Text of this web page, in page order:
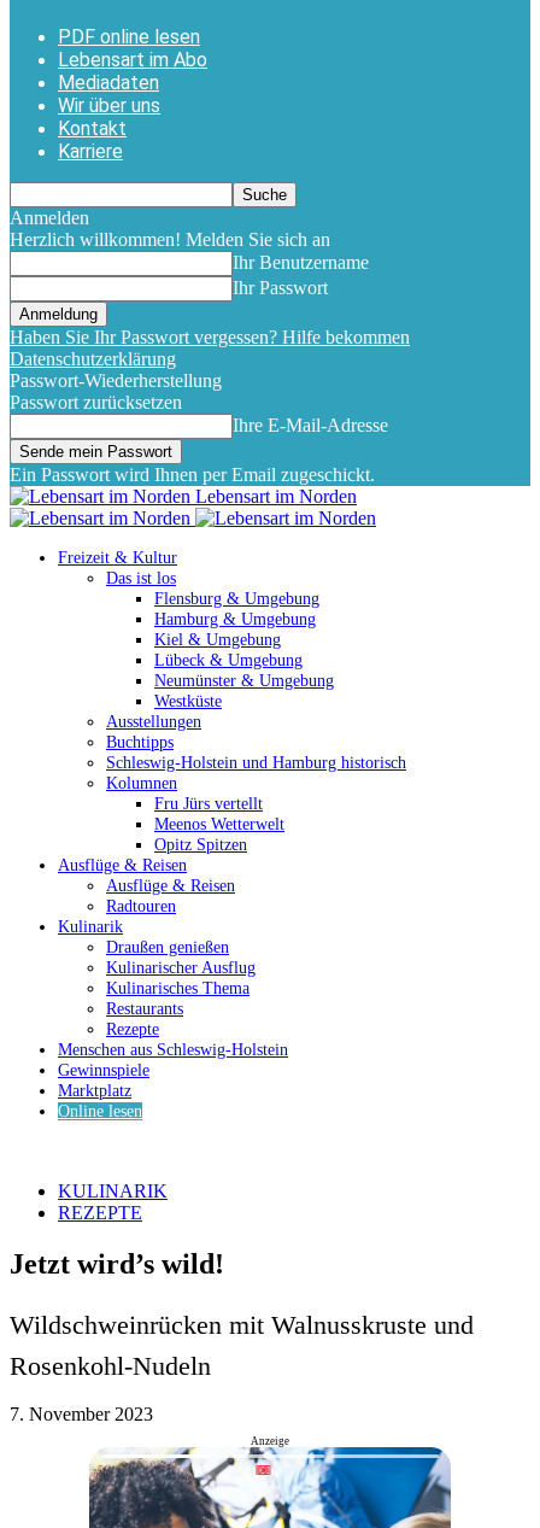
PDF online lesen
Lebensart im Abo
Mediadaten
Wir über uns
Kontakt
Karriere
Anmelden
Herzlich willkommen! Melden Sie sich an
Ihr Benutzername
Ihr Passwort
Haben Sie Ihr Passwort vergessen? Hilfe bekommen
Datenschutzerklärung
Passwort-Wiederherstellung
Passwort zurücksetzen
Ihre E-Mail-Adresse
Ein Passwort wird Ihnen per Email zugeschickt.
Lebensart im Norden
Freizeit & Kultur
Das ist los
Flensburg & Umgebung
Hamburg & Umgebung
Kiel & Umgebung
Lübeck & Umgebung
Neumünster & Umgebung
Westküste
Ausstellungen
Buchtipps
Schleswig-Holstein und Hamburg historisch
Kolumnen
Fru Jürs vertellt
Meenos Wetterwelt
Opitz Spitzen
Ausflüge & Reisen
Ausflüge & Reisen
Radtouren
Kulinarik
Draußen genießen
Kulinarischer Ausflug
Kulinarisches Thema
Restaurants
Rezepte
Menschen aus Schleswig-Holstein
Gewinnspiele
Marktplatz
Online lesen
KULINARIK
REZEPTE
Jetzt wird’s wild!
Wildschweinrücken mit Walnusskruste und
Rosenkohl-Nudeln
7. November 2023
Anzeige